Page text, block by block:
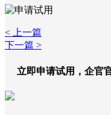
< 上一篇
下一篇 >
立即申请试用，企官